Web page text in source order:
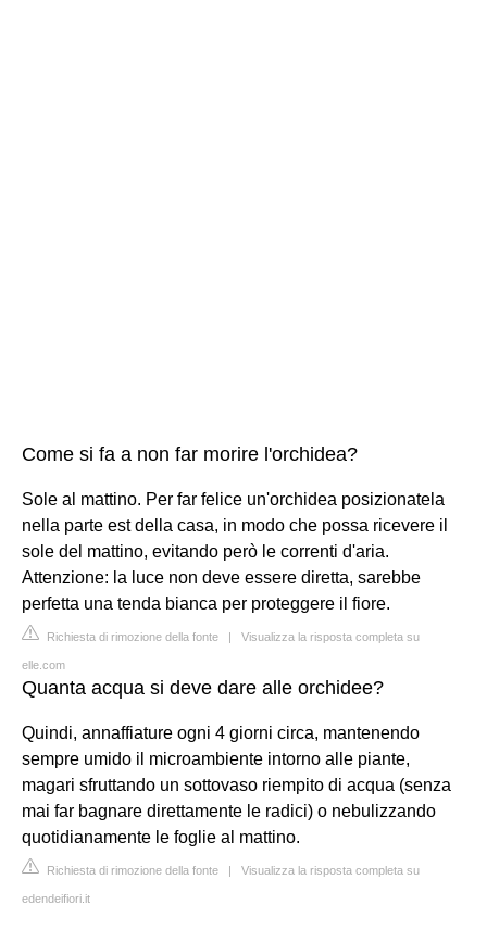
Come si fa a non far morire l'orchidea?
Sole al mattino. Per far felice un'orchidea posizionatela
nella parte est della casa, in modo che possa ricevere il
sole del mattino, evitando però le correnti d'aria.
Attenzione: la luce non deve essere diretta, sarebbe
perfetta una tenda bianca per proteggere il fiore.
Richiesta di rimozione della fonte | Visualizza la risposta completa su
elle.com
Quanta acqua si deve dare alle orchidee?
Quindi, annaffiature ogni 4 giorni circa, mantenendo
sempre umido il microambiente intorno alle piante,
magari sfruttando un sottovaso riempito di acqua (senza
mai far bagnare direttamente le radici) o nebulizzando
quotidianamente le foglie al mattino.
Richiesta di rimozione della fonte | Visualizza la risposta completa su
edendeifiori.it